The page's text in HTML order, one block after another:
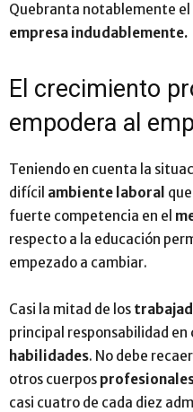
Quebranta notablemente el
empresa indudablemente.
El crecimiento
empodera al
Teniendo en cuenta la
difícil ambiente laboral
fuerte competencia en el
respecto a la educación
empezado a cambiar.
Casi la mitad de los
principal responsabilidad en
habilidades. No debe
otros cuerpos
casi cuatro de cada diez